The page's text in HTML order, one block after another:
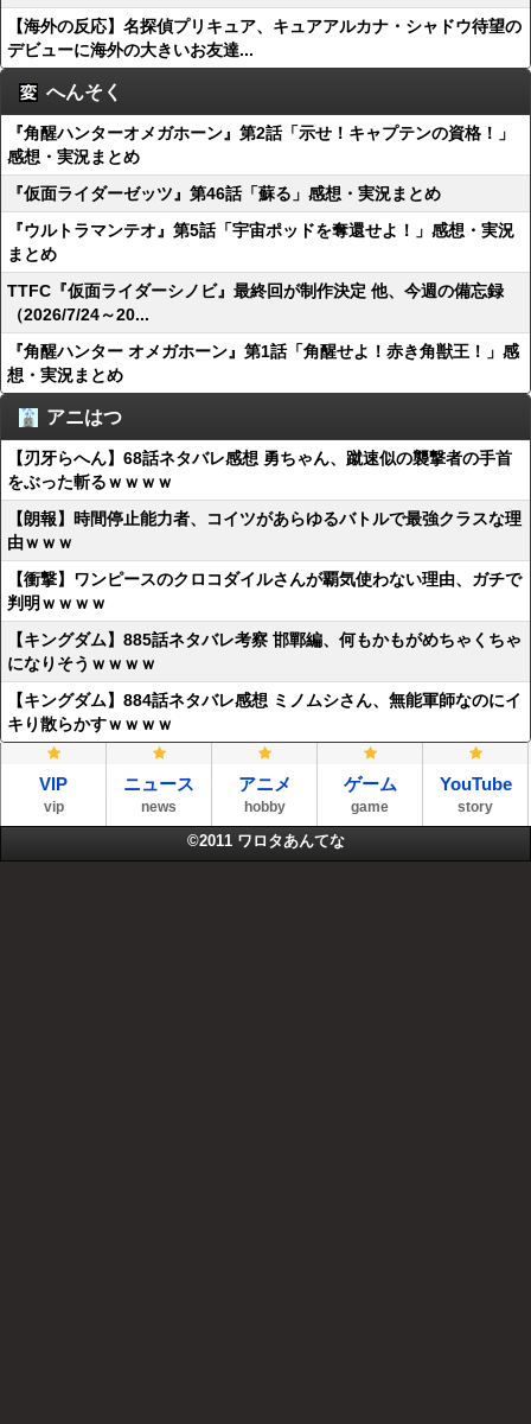
【海外の反応】名探偵プリキュア、キュアアルカナ・シャドウ待望の
デビューに海外の大きいお友達...
へんそく
『角醒ハンターオメガホーン』第2話「示せ！キャプテンの資格！」
感想・実況まとめ
『仮面ライダーゼッツ』第46話「蘇る」感想・実況まとめ
『ウルトラマンテオ』第5話「宇宙ポッドを奪還せよ！」感想・実況
まとめ
TTFC『仮面ライダーシノビ』最終回が制作決定 他、今週の備忘録
（2026/7/24～20...
『角醒ハンター オメガホーン』第1話「角醒せよ！赤き角獣王！」感
想・実況まとめ
アニはつ
【刃牙らへん】68話ネタバレ感想 勇ちゃん、蹴速似の襲撃者の手首
をぶった斬るｗｗｗｗ
【朗報】時間停止能力者、コイツがあらゆるバトルで最強クラスな理
由ｗｗｗ
【衝撃】ワンピースのクロコダイルさんが覇気使わない理由、ガチで
判明ｗｗｗｗ
【キングダム】885話ネタバレ考察 邯鄲編、何もかもがめちゃくちゃ
になりそうｗｗｗｗ
【キングダム】884話ネタバレ感想 ミノムシさん、無能軍師なのにイ
キり散らかすｗｗｗｗ
VIP
vip
ニュース
news
アニメ
hobby
ゲーム
game
YouTube
story
©2011 ワロタあんてな